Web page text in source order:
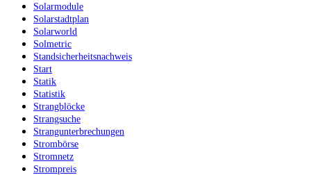
Solarmodule
Solarstadtplan
Solarworld
Solmetric
Standsicherheitsnachweis
Start
Statik
Statistik
Strangblöcke
Strangsuche
Strangunterbrechungen
Strombörse
Stromnetz
Strompreis